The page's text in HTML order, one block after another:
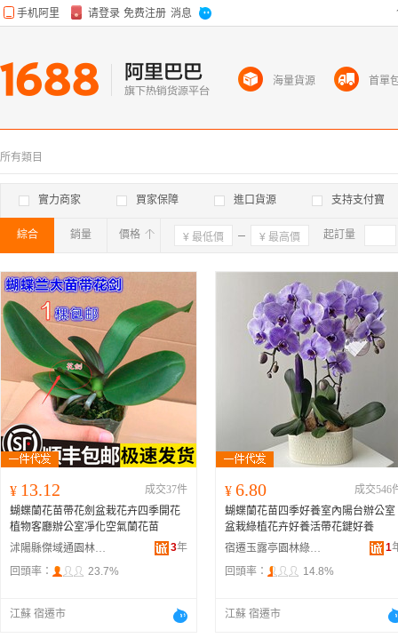
所有類目
實力商家 買家保障 進口貨源 支持支付寶
綜合 銷量 價格 確定 起訂量
¥ 13.12
成交37件
蝴蝶蘭花苗帶花劍盆栽花卉四季開花
植物客廳辦公室凈化空氣蘭花苗
沭陽縣傑域通園林綠化苗木場
3年
回頭率：
23.7%
江蘇 宿遷市
¥ 6.80
成交546
蝴蝶蘭花苗四季好養室內陽台辦公室
盆栽綠植花卉好養活帶花鍵好養
宿遷玉露亭園林綠化工程有限公司
1
回頭率：
14.8%
江蘇 宿遷市
海量貨源 首單